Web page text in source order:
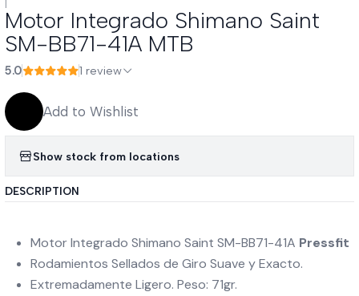
|
Motor Integrado Shimano Saint
SM-BB71-41A MTB
5.0 1 review
Add to Wishlist
Show stock from locations
DESCRIPTION
Motor Integrado Shimano Saint SM-BB71-41A Pressfit
Rodamientos Sellados de Giro Suave y Exacto.
Extremadamente Ligero. Peso: 71gr.